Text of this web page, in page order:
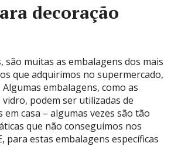
decoração
são muitas as embalagens dos mais
que adquirimos no supermercado,
Algumas embalagens, como as
vidro, podem ser utilizadas de
casa – algumas vezes são tão
que não conseguimos nos
para estas embalagens específicas